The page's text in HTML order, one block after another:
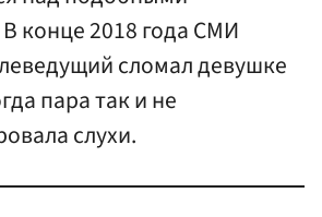
конце 2018 года СМИ
сломал девушке
пара так и не
слухи.